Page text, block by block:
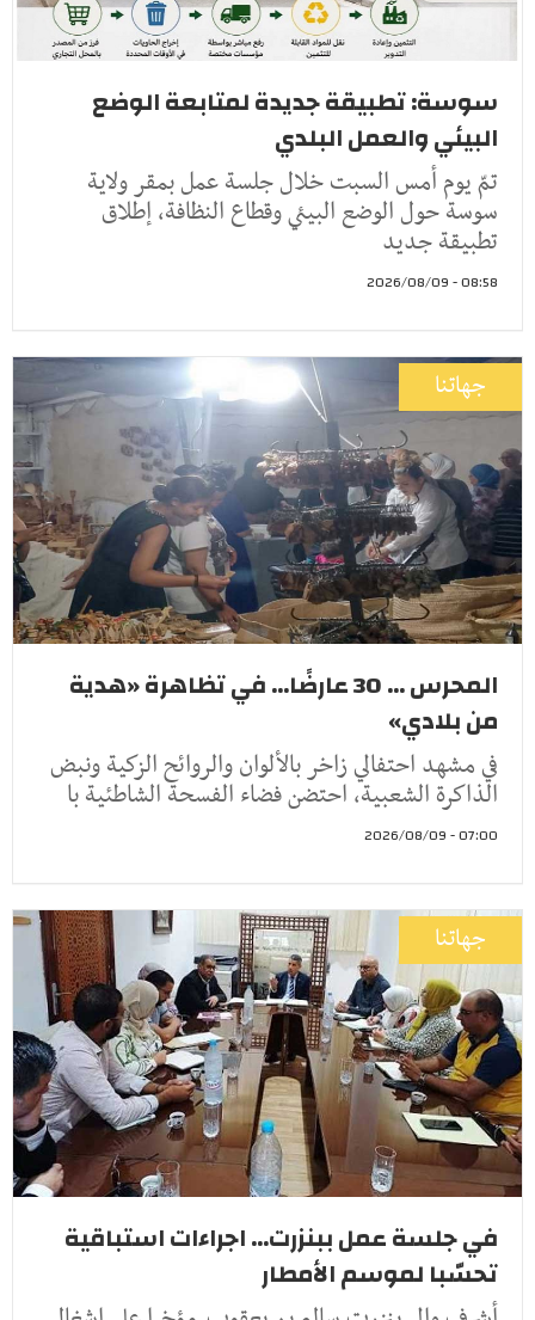
سوسة: تطبيقة جديدة لمتابعة الوضع
البيئي والعمل البلدي
تمّ يوم أمس السبت خلال جلسة عمل بمقر ولاية
سوسة حول الوضع البيئي وقطاع النظافة، إطلاق
تطبيقة جديد
08:58 - 2026/08/09
جهاتنا
المحرس ... 30 عارضًا... في تظاهرة «هدية
من بلادي»
في مشهد احتفالي زاخر بالألوان والروائح الزكية ونبض
الذاكرة الشعبية، احتضن فضاء الفسحة الشاطئية با
07:00 - 2026/08/09
جهاتنا
في جلسة عمل ببنزرت... اجراءات استباقية
تحسّبا لموسم الأمطار